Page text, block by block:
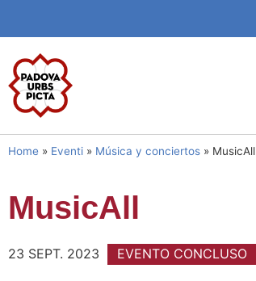
Home » Eventi » Música y conciertos » MusicAll
MusicAll
23 SEPT. 2023 EVENTO CONCLUSO